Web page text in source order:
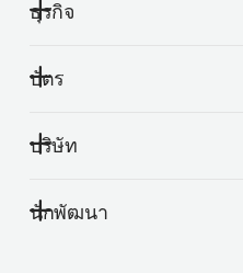
ธุรกิจ
บัตร
บริษัท
นักพัฒนา